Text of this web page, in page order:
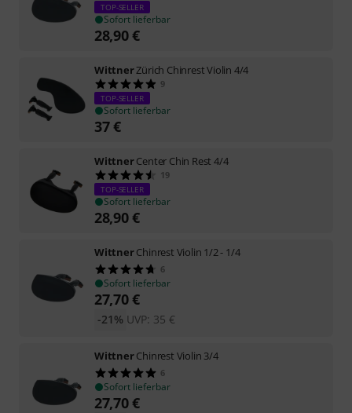
TOP-SELLER
Sofort lieferbar
28,90€
WittnerZürich Chinrest Violin 4/4
9
TOP-SELLER
Sofort lieferbar
37€
WittnerCenter Chin Rest 4/4
19
TOP-SELLER
Sofort lieferbar
28,90€
WittnerChinrest Violin 1/2 - 1/4
6
Sofort lieferbar
27,70€
UVP: 35 €
-21%
WittnerChinrest Violin 3/4
6
Sofort lieferbar
27,70€